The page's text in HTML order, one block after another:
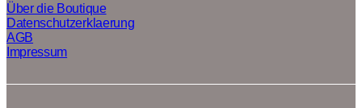
Über die Boutique
Datenschutzerklaerung
AGB
Impressum